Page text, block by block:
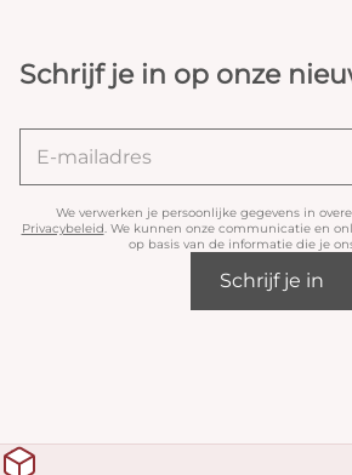
Schrijf je in op onze
We verwerken je persoonlijke gegevens in
Privacybeleid. We kunnen onze communicatie en
op basis van de informatie die je
Schrijf je in